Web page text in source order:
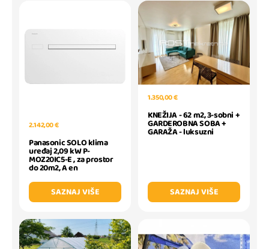
2.142,00 €
Panasonic SOLO klima
uređaj 2,09 kW P-
MOZ20IC5-E , za prostor
do 20m2, A en
SAZNAJ VIŠE
1.350,00 €
KNEŽIJA - 62 m2, 3-sobni +
GARDEROBNA SOBA +
GARAŽA - luksuzni
SAZNAJ VIŠE